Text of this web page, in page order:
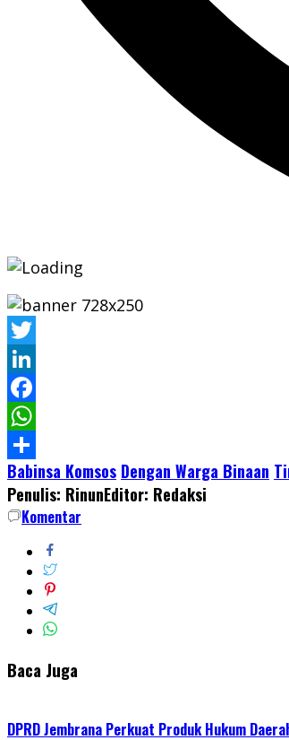
Twitter
LinkedIn
Facebook
WhatsApp
Share
Babinsa Komsos Dengan Warga Binaan
Penulis: RinunEditor: Redaksi
Komentar
Baca Juga
DPRD Jembrana Perkuat Produk Hukum